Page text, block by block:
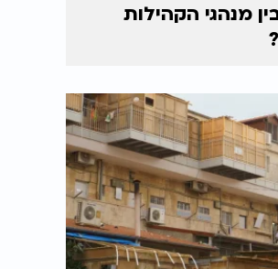
מנהגי הקהילות